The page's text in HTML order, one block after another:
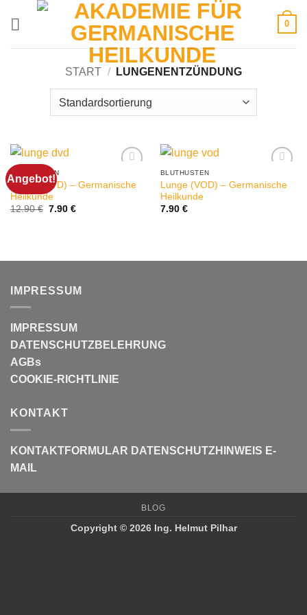
0
START / LUNGENENTZÜNDUNG
Angebot!
BLUTHUSTEN
Lunge (DVD) – Germanische
Heilkunde
12.90€ Ursprünglicher
7.90 €Aktueller
BLUTHUSTEN
Lunge (VOD) – Germanische
Heilkunde
7.90 €
IMPRESSUM
IMPRESSUM
DATENSCHUTZBELEHRUNG
AGBs
COOKIE-RICHTLINIE
KONTAKT
KONTAKTFORMULAR DATENSCHUTZHINWEIS E-
MAIL
BLOG
Copyright © 2026 Ing. Helmut Pilhar